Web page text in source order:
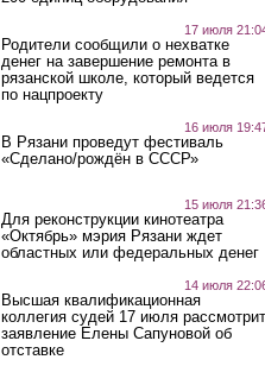
17 июля
Родители сообщили о нехватке
денег на завершение ремонта в
рязанской школе, который ведется
по нацпроекту
16 июля
В Рязани проведут фестиваль
«Сделано/рождён в СССР»
15 июля
Для реконструкции кинотеатра
«Октябрь» мэрия Рязани ждет
областных или федеральных денег
14 июля
Высшая квалификационная
коллегия судей 17 июля рассмотрит
заявление Елены Сапуновой об
отставке